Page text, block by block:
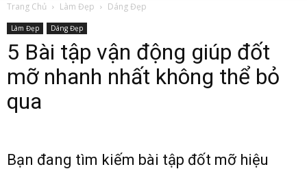
Trang Chủ Làm Đẹp Dáng Đẹp
Làm Đẹp Dáng Đẹp
5 Bài tập vận động giúp đốt
mỡ nhanh nhất không thể bỏ
qua
Bạn đang tìm kiếm bài tập đốt mỡ hiệu